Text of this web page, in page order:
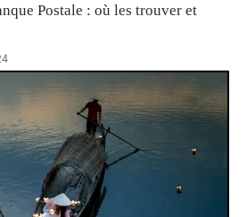
Postale : où les trouver et